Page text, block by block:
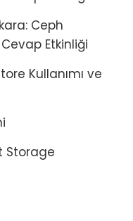
Ceph
Etkinliği
Kullanımı ve
Storage